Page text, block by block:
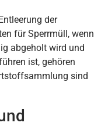
der
für Sperrmüll, wenn
abgeholt wird und
ist, gehören
sind